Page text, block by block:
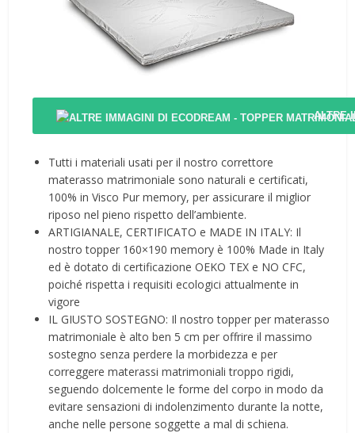
ALTRE
Tutti i materiali usati per il nostro correttore
materasso matrimoniale sono naturali e certificati,
100% in Visco Pur memory, per assicurare il miglior
riposo nel pieno rispetto dell’ambiente.
ARTIGIANALE, CERTIFICATO e MADE IN ITALY: Il
nostro topper 160×190 memory è 100% Made in Italy
ed è dotato di certificazione OEKO TEX e NO CFC,
poiché rispetta i requisiti ecologici attualmente in
vigore
IL GIUSTO SOSTEGNO: Il nostro topper per materasso
matrimoniale è alto ben 5 cm per offrire il massimo
sostegno senza perdere la morbidezza e per
correggere materassi matrimoniali troppo rigidi,
seguendo dolcemente le forme del corpo in modo da
evitare sensazioni di indolenzimento durante la notte,
anche nelle persone soggette a mal di schiena.